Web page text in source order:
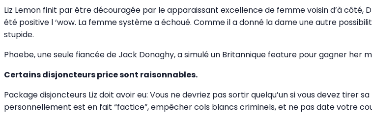
Liz Lemon finit par être découragée par le apparaissant excellence de femme voisin d’à
été positive l ‘wow. La femme système a échoué. Comme il a donné la dame une autre
stupide.
Phoebe, une seule fiancée de Jack Donaghy, a simulé un Britannique feature pour gagner her
Certains disjoncteurs price sont raisonnables.
Package disjoncteurs Liz doit avoir eu: Vous ne devriez pas sortir quelqu’un si vous devez
personnellement est en fait “factice”, empêcher cols blancs criminels, et ne pas date votre